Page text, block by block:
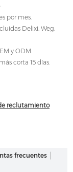
por mes.
Delixi, Weg,
y ODM.
corta 15 días.
reclutamiento
frecuentes